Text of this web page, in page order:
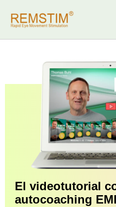
contenido
El videotutorial
autocoaching